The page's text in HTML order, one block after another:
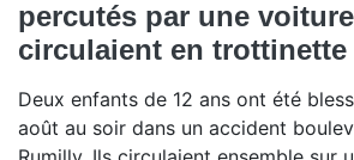
percutés par une
circulaient en trottinette
Deux enfants de 12 ans ont été
août au soir dans un accident